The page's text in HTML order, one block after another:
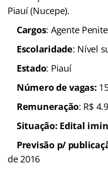
Piauí (Nucepe).
Cargos: Agente
Escolaridade: Nível
Estado: Piauí
Número de vagas:
Remuneração: R$
Situação: Edital
Previsão p/
de 2016